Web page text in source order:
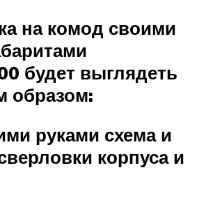
на комод своими
будет выглядеть
образом:
руками схема и
корпуса и